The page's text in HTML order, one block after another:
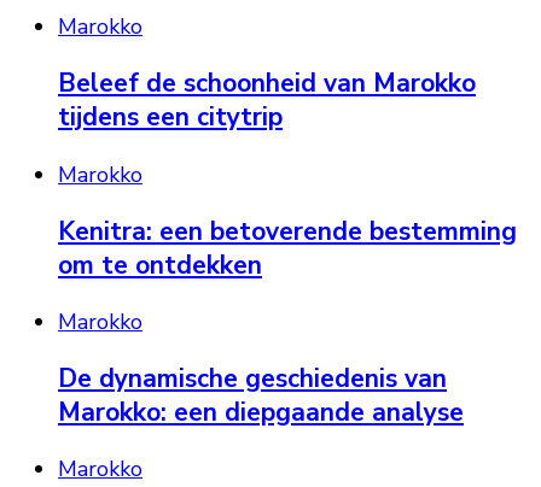
Marokko
Beleef de schoonheid van Marokko
tijdens een citytrip
Marokko
Kenitra: een betoverende bestemming
om te ontdekken
Marokko
De dynamische geschiedenis van
Marokko: een diepgaande analyse
Marokko